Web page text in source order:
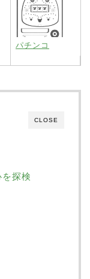
パチンコ
CLOSE
探検